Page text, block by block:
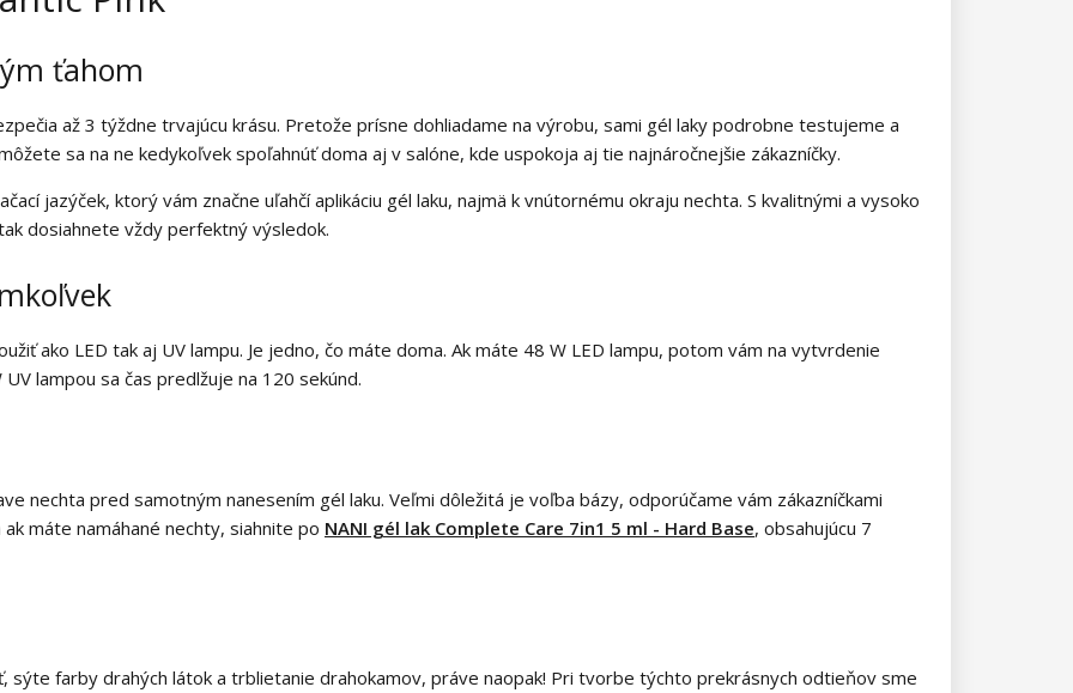
ťahom
až 3 týždne trvajúcu krásu. Pretože prísne dohliadame na výrobu, sami gél laky podrobne testujeme a
sa na ne kedykoľvek spoľahnúť doma aj v salóne, kde uspokoja aj tie najnáročnejšie zákazníčky.
jazýček, ktorý vám značne uľahčí aplikáciu gél laku, najmä k vnútornému okraju nechta. S kvalitnými a vysoko
dosiahnete vždy perfektný výsledok.
ako LED tak aj UV lampu. Je jedno, čo máte doma. Ak máte 48 W LED lampu, potom vám na vytvrdenie
lampou sa čas predlžuje na 120 sekúnd.
nechta pred samotným nanesením gél laku. Veľmi dôležitá je voľba bázy, odporúčame vám zákazníčkami
máte namáhané nechty, siahnite po NANI gél lak Complete Care 7in1 5 ml - Hard Base, obsahujúcu 7
sýte farby drahých látok a trblietanie drahokamov, práve naopak! Pri tvorbe týchto prekrásnych odtieňov sme